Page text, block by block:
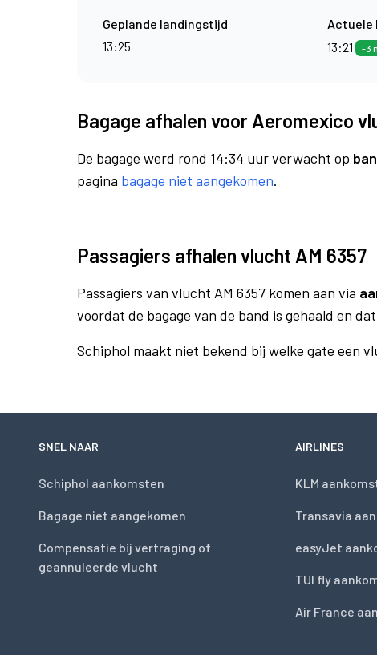
Geplande landingstijd
13:25
Actuele
13:21
-3
Bagage afhalen voor Aeromexico
De bagage werd rond 14:34 uur verwacht op
pagina bagage niet aangekomen.
Passagiers afhalen vlucht AM 6357
Passagiers van vlucht AM 6357 komen aan via
voordat de bagage van de band is gehaald en
Schiphol maakt niet bekend bij welke gate een
SNEL NAAR
Schiphol aankomsten
Bagage niet aangekomen
Compensatie bij vertraging of
geannuleerde vlucht
AIRLINES
KLM
Transavia
easyJet
TUI fly
Air France